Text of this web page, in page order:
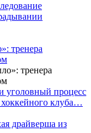
тренера
уголовный процесс
клуба…
драйверша из